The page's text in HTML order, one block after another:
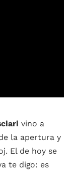
vino a
la apertura y
El de hoy se
te digo: es